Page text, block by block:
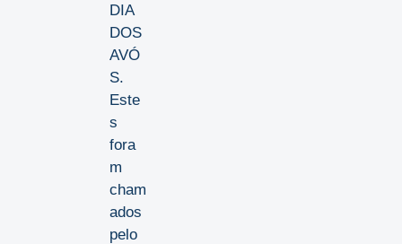
DIA
DOS
AVÓ
S.
Este
s
fora
m
cham
ados
pelo